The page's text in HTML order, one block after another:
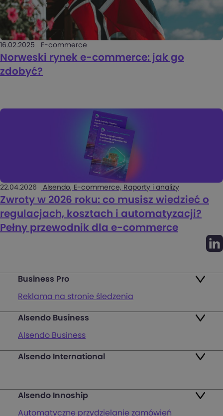
16.02.2025 E-commerce
Norweski rynek e-commerce: jak go
zdobyć?
22.04.2026 Alsendo, E-commerce, Raporty i analizy
Zwroty w 2026 roku: co musisz wiedzieć o
regulacjach, kosztach i automatyzacji?
Pełny przewodnik dla e-commerce
Business Pro
Reklama na stronie śledzenia
Mapa punktów
Zwroty
Zaloguj się
Alsendo Business
Alsendo Business
Przesyłki krajowe
Przesyłki transgraniczne
Alsendo International
Alsendo Innoship
Automatyczne przydzielanie zamówień